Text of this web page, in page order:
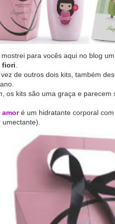
para vocês aqui no blog um
fiori
de outros dois kits, também
, os kits são uma graça e
amoré um hidratante corporal